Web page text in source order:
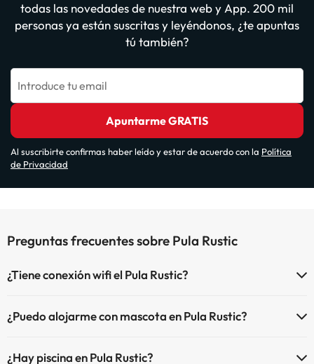
todas las novedades de nuestra web y App. 200 mil
personas ya están suscritas y leyéndonos, ¿te apuntas
tú también?
Introduce tu email
Apuntarme GRATIS
Al suscribirte confirmas haber leído y estar de acuerdo con la Política
de Privacidad
Preguntas frecuentes sobre Pula Rustic
¿Tiene conexión wifi el Pula Rustic?
¿Puedo alojarme con mascota en Pula Rustic?
¿Hay piscina en Pula Rustic?